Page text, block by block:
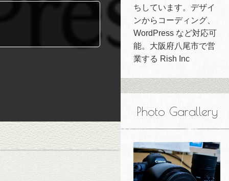
ちしています。デザイ
ンからコーディング、
WordPress など対応可
能。大阪府八尾市で営
業する Rish Inc
Photo Garallery